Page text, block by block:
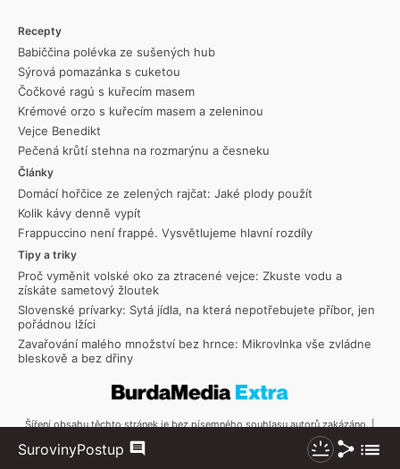
SurovinyPostup Komentáře Nezhasínat
Sdílet
Recepty
Babiččina polévka ze sušených hub
Sýrová pomazánka s cuketou
Čočkové ragú s kuřecím masem
Krémové orzo s kuřecím masem a zeleninou
Vejce Benedikt
Pečená krůtí stehna na rozmarýnu a česneku
Články
Domácí hořčice ze zelených rajčat: Jaké plody použít
Kolik kávy denně vypít
Frappuccino není frappé. Vysvětlujeme hlavní rozdíly
Tipy a triky
Proč vyměnit volské oko za ztracené vejce: Zkuste vodu a
získáte sametový žloutek
Slovenské prívarky: Sytá jídla, na která nepotřebujete příbor, jen
pořádnou lžíci
Zavařování malého množství bez hrnce: Mikrovlnka vše zvládne
bleskově a bez dřiny
Šíření obsahu těchto stránek je bez písemného souhlasu autorů zakázáno. |